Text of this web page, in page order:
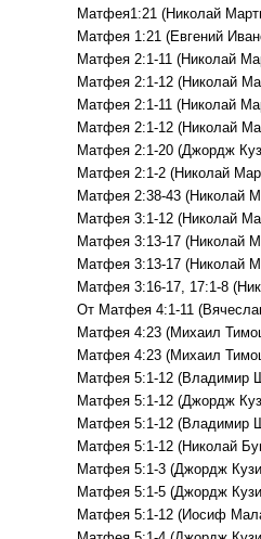
Матфея1:21 (Николай
Матфея 1:21 (Евгений
Матфея 2:1-11 (Николай
Матфея 2:1-12 (Николай
Матфея 2:1-11 (Николай
Матфея 2:1-12 (Николай
Матфея 2:1-20 (Джордж
Матфея 2:1-2 (Николай
Матфея 2:38-43 (Николай
Матфея 3:1-12 (Николай
Матфея 3:13-17 (Николай
Матфея 3:13-17 (Николай
Матфея 3:16-17, 17:1-8
От Матфея 4:1-11
Матфея 4:23 (Михаил
Матфея 4:23 (Михаил
Матфея 5:1-12 (Владимир
Матфея 5:1-12 (Джордж
Матфея 5:1-12 (Владимир
Матфея 5:1-12 (Николай
Матфея 5:1-3 (Джордж
Матфея 5:1-5 (Джордж
Матфея 5:1-12 (Иосиф